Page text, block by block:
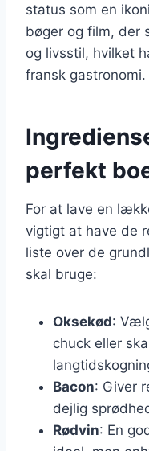
status som en
bøger og film, der
og livsstil, hvilket
fransk gastronomi.
perfekt
For at lave en
vigtigt at have de
liste over de
skal bruge:
Oksekød:
chuck eller
Bacon: Giver
dejlig
Rødvin: En